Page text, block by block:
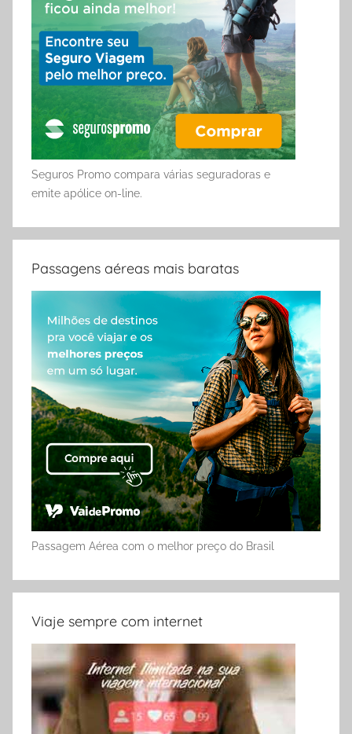
Seguros Promo compara várias seguradoras e
emite apólice on-line.
Passagens aéreas mais baratas
Passagem Aérea com o melhor preço do Brasil
Viaje sempre com internet